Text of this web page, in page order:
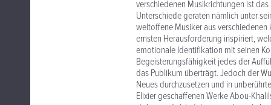
verschiedenen Musikrichtungen ist
Unterschiede geraten nämlich unter
weltoffene Musiker aus
ernsten Herausforderung inspiriert,
emotionale Identifikation mit seinen
Begeisterungsfähigkeit jedes der
das Publikum überträgt. Jedoch der
Neues durchzusetzen und in
Elixier geschaffenen Werke Abou-